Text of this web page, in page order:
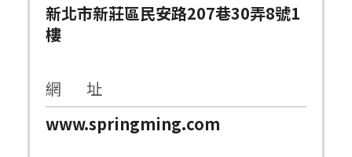
新北市新莊區民安路207巷30弄8號1
樓
網 址
www.springming.com